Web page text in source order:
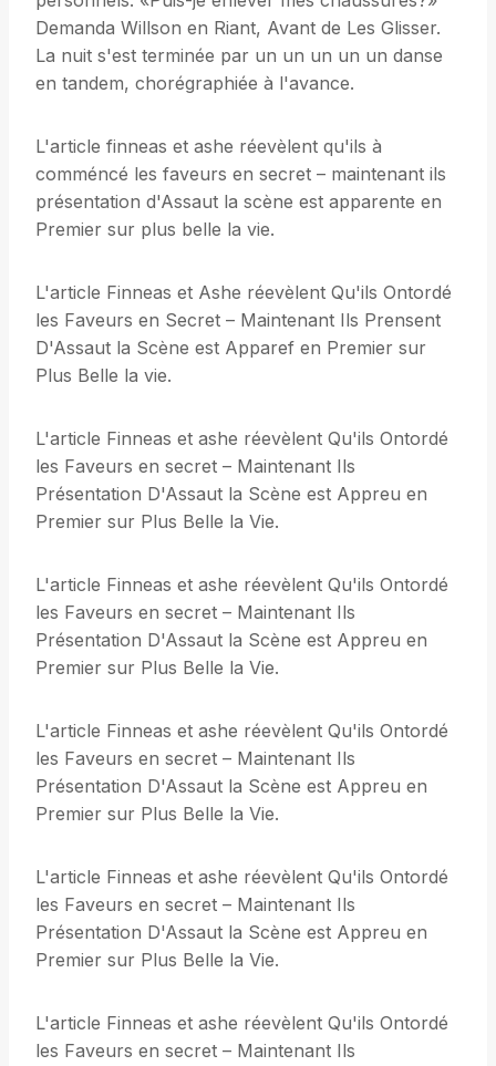
Demanda Willson en Riant, Avant de Les Glisser.
La nuit s'est terminée par un un un un un danse
en tandem, chorégraphiée à l'avance.
L'article finneas et ashe réevèlent qu'ils à
comméncé les faveurs en secret – maintenant ils
présentation d'Assaut la scène est apparente en
Premier sur plus belle la vie.
L'article Finneas et Ashe réevèlent Qu'ils Ontordé
les Faveurs en Secret – Maintenant Ils Prensent
D'Assaut la Scène est Apparef en Premier sur
Plus Belle la vie.
L'article Finneas et ashe réevèlent Qu'ils Ontordé
les Faveurs en secret – Maintenant Ils
Présentation D'Assaut la Scène est Appreu en
Premier sur Plus Belle la Vie.
L'article Finneas et ashe réevèlent Qu'ils Ontordé
les Faveurs en secret – Maintenant Ils
Présentation D'Assaut la Scène est Appreu en
Premier sur Plus Belle la Vie.
L'article Finneas et ashe réevèlent Qu'ils Ontordé
les Faveurs en secret – Maintenant Ils
Présentation D'Assaut la Scène est Appreu en
Premier sur Plus Belle la Vie.
L'article Finneas et ashe réevèlent Qu'ils Ontordé
les Faveurs en secret – Maintenant Ils
Présentation D'Assaut la Scène est Appreu en
Premier sur Plus Belle la Vie.
L'article Finneas et ashe réevèlent Qu'ils Ontordé
les Faveurs en secret – Maintenant Ils